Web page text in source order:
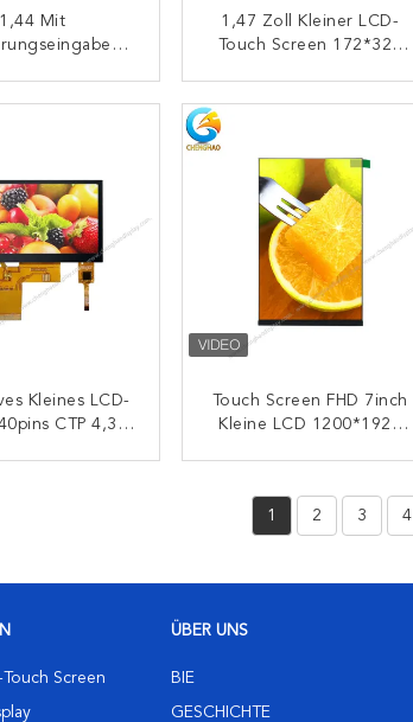
1,44 Mit
KONTAKT
1,47 Zoll Kleiner LCD-
Touch Screen 172*320
KONTAKT
Kleines LCD-
CTP 4,3-
Touch Screen FHD 7inch
Kleine LCD 1200*1920
1 2 3 4
Screen
ÜBER UNS
BIE
GESCHICHTE